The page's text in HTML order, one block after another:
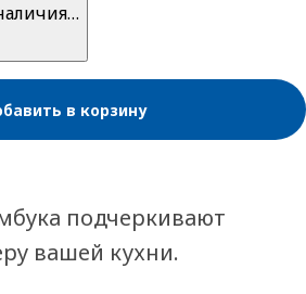
в корзину
подчеркивают
вашей кухни.